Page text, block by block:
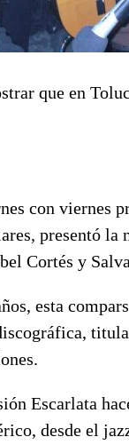
que en
con viernes
presentó la
Cortés y
esta
Escarlata
desde el